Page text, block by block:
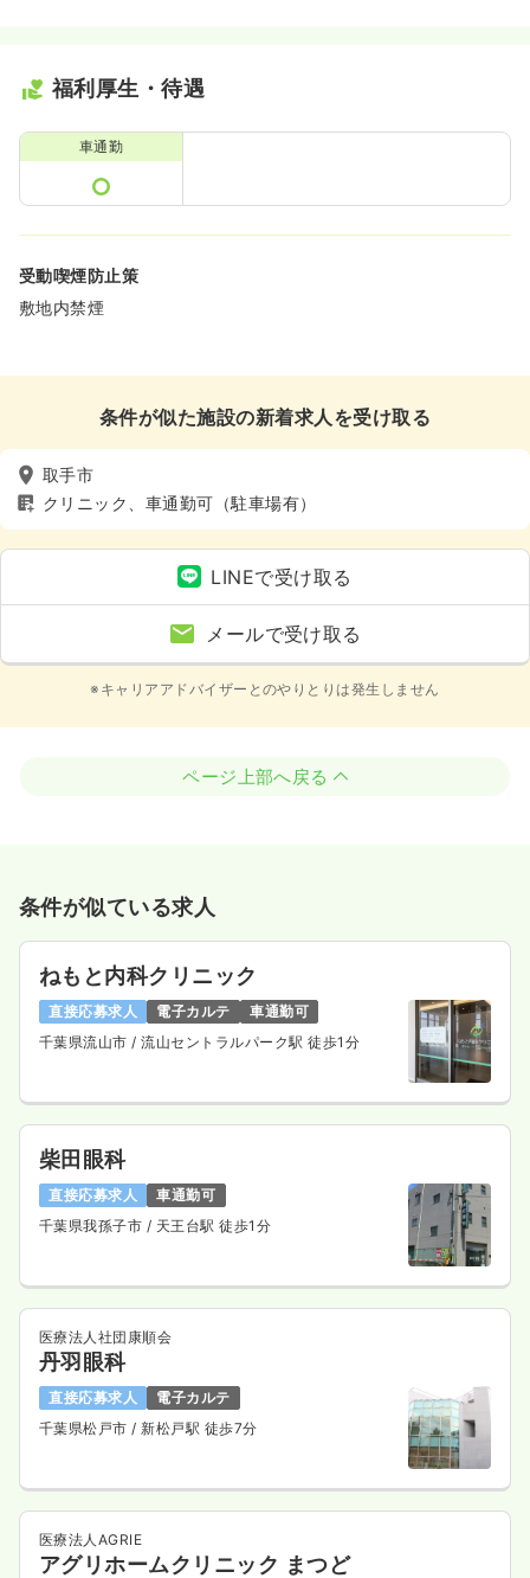
福利厚生・待遇
車通勤
受動喫煙防止策
敷地内禁煙
条件が似た施設の新着求人を受け取る
取手市
クリニック、車通勤可（駐車場有）
LINEで受け取る
メールで受け取る
※キャリアアドバイザーとのやりとりは発生しません
ページ上部へ戻る
条件が似ている求人
ねもと内科クリニック
直接応募求人 電子カルテ
車通勤可
千葉県流山市/ 流山セントラルパーク駅 徒歩1分
柴田眼科
直接応募求人
車通勤可
千葉県我孫子市 / 天王台駅 徒歩1分
医療法人社団康順会
丹羽眼科
直接応募求人
電子カルテ
千葉県松戸市/ 新松戸駅 徒歩7分
医療法人AGRIE
アグリホームクリニック まつど